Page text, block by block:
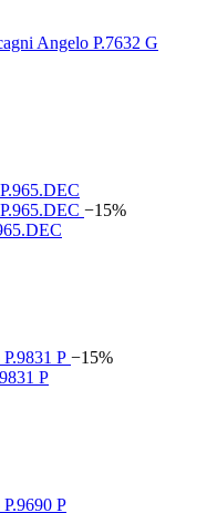
Angelo P.7632 G
−15%
−15%
P